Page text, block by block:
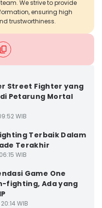
We strive to provide
ensuring high
trustworthiness.
Street Fighter yang
Petarung Mortal
WIB
Terbaik Dalam
Terakhir
WIB
Game One
fighting, Ada yang
WIB